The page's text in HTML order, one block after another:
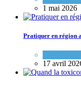
1 mai 2026
Pratiquer en région
17 avril